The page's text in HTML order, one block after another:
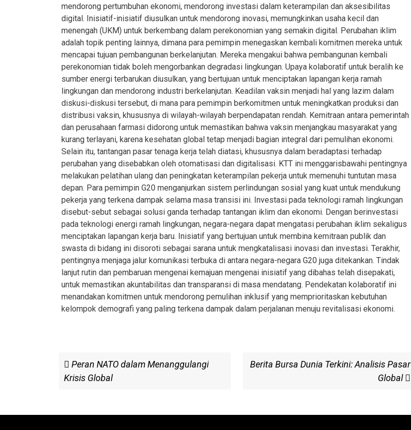
mendorong pertumbuhan ekonomi, mendorong investasi dalam keterampilan dan aksesibilitas
digital. Inisiatif-inisiatif diusulkan untuk mendorong inovasi, memungkinkan usaha kecil dan
menengah (UKM) untuk berkembang dalam perekonomian yang semakin digital. Perubahan iklim
adalah topik penting lainnya, dimana para pemimpin menegaskan kembali komitmen mereka untuk
mencapai tujuan pembangunan berkelanjutan. Mereka mengakui bahwa pembangunan kembali
perekonomian tidak boleh mengorbankan degradasi lingkungan. Upaya kolaboratif untuk beralih ke
sumber energi terbarukan diusulkan, yang bertujuan untuk menciptakan lapangan kerja ramah
lingkungan dan mendorong industri berkelanjutan. Keadilan vaksin menjadi hal yang lazim dalam
diskusi-diskusi tersebut, di mana para pemimpin berkomitmen untuk meningkatkan produksi dan
distribusi vaksin, khususnya di wilayah-wilayah berpendapatan rendah. Kemitraan antara pemerintah
dan perusahaan farmasi didorong untuk memastikan bahwa vaksin menjangkau masyarakat yang
kurang terlayani, karena kesehatan global tetap menjadi bagian integral dari pemulihan ekonomi.
Selain itu, tantangan pasar tenaga kerja telah diatasi, khususnya dalam beradaptasi terhadap
perubahan yang disebabkan oleh otomatisasi dan digitalisasi. KTT ini menggarisbawahi pentingnya
melakukan pelatihan ulang dan peningkatan keterampilan pekerja untuk memenuhi tuntutan masa
depan. Para pemimpin G20 menganjurkan sistem perlindungan sosial yang kuat untuk mendukung
pekerja yang terkena dampak selama masa transisi ini. Investasi pada teknologi ramah lingkungan
disebut-sebut sebagai solusi ganda terhadap tantangan iklim dan ekonomi. Dengan berinvestasi
pada teknologi energi ramah lingkungan, negara-negara dapat mengatasi perubahan iklim sekaligus
menciptakan lapangan kerja baru. Inisiatif yang bertujuan untuk membina kemitraan publik dan
swasta di bidang ini disoroti sebagai sarana untuk mengkatalisasi inovasi dan investasi. Terakhir,
pentingnya menjaga jalur komunikasi terbuka di antara negara-negara G20 juga ditekankan. Tindak
lanjut rutin dan pembaruan mengenai kemajuan mengenai inisiatif yang dibahas telah disepakati,
untuk memastikan akuntabilitas dan transparansi di masa mendatang. Pendekatan kolaboratif ini
menandakan komitmen untuk mendorong pemulihan inklusif yang memprioritaskan kebutuhan
kelompok demografi yang paling terkena dampak dalam perjalanan menuju revitalisasi ekonomi.
Post
navigation
Previous
Post
Peran NATO dalam Menanggulangi
Krisis Global
Next
Berita Bursa Dunia Terkini: Analisis Pasar
Global